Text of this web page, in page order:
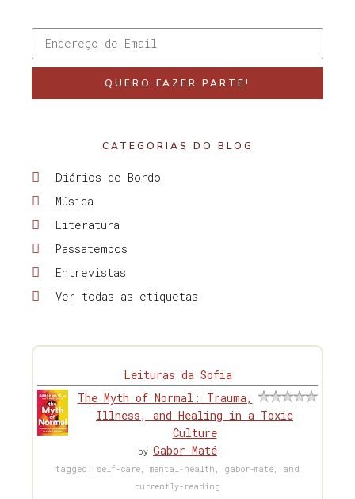
QUERO FAZER PARTE!
CATEGORIAS DO BLOG
Diários de Bordo
Música
Literatura
Passatempos
Entrevistas
Ver todas as etiquetas
Leituras da Sofia
The Myth of Normal: Trauma,
Illness, and Healing in a Toxic
Culture
by Gabor Maté
tagged: self-care, mental-health, gabor-maté, and
currently-reading